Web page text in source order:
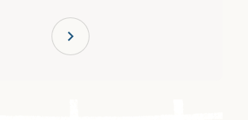
chevron_right